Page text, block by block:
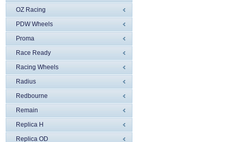
OZ Racing
PDW Wheels
Proma
Race Ready
Racing Wheels
Radius
Redbourne
Remain
Replica H
Replica OD